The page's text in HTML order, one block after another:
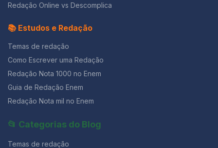
Redação Online vs Descomplica
📚 Estudos e Redação
Temas de redação
Como Escrever uma Redação
Redação Nota 1000 no Enem
Guia de Redação Enem
Redação Nota mil no Enem
📂 Categorias do Blog
Temas de redação